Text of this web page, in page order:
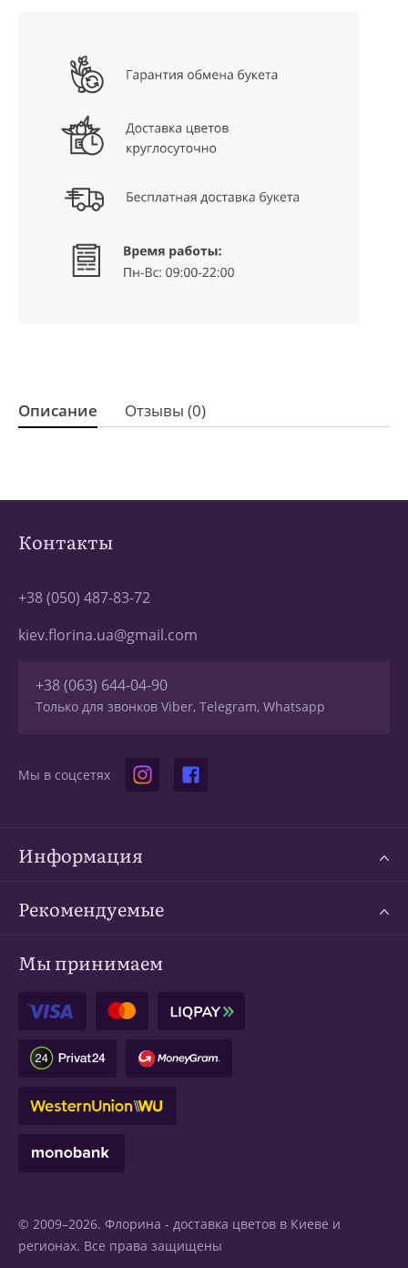
Описание Отзывы (0)
Контакты
+38 (050) 487-83-72
kiev.florina.ua@gmail.com
+38 (063) 644-04-90
Только для звонков Viber, Telegram, Whatsapp
Мы в соцсетях
Информация
Рекомендуемые
Мы принимаем
© 2009–2026. Флорина - доставка цветов в Киеве и
регионах. Все права защищены